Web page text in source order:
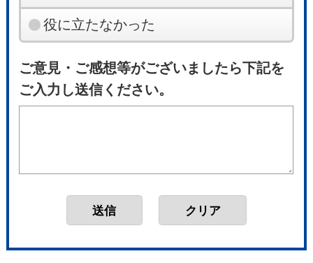
役に立たなかった
ご意見・ご感想等がございましたら下記を
ご入力し送信ください。